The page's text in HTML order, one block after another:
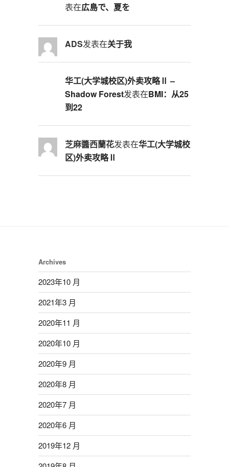
表在広島で、夏を
ADS发表在关于我
华工(大学城校区)外卖攻略Ⅱ –
Shadow Forest发表在BMI：从25
到22
芝麻醬西蘭花发表在华工(大学城校
区)外卖攻略Ⅱ
Archives
2023年10 月
2021年3 月
2020年11 月
2020年10 月
2020年9 月
2020年8 月
2020年7 月
2020年6 月
2019年12 月